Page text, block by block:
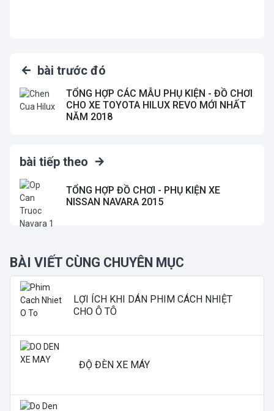
bài trước đó
TỔNG HỢP CÁC MẪU PHỤ KIỆN - ĐỒ CHƠI
CHO XE TOYOTA HILUX REVO MỚI NHẤT
NĂM 2018
bài tiếp theo
TỔNG HỢP ĐỒ CHƠI - PHỤ KIỆN XE
NISSAN NAVARA 2015
BÀI VIẾT CÙNG CHUYÊN MỤC
LỢI ÍCH KHI DÁN PHIM CÁCH NHIỆT
CHO Ô TÔ
ĐỘ ĐÈN XE MÁY